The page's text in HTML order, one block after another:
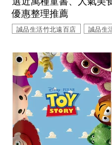
優惠整理推薦
誠品生活竹北遠百店 誠品生